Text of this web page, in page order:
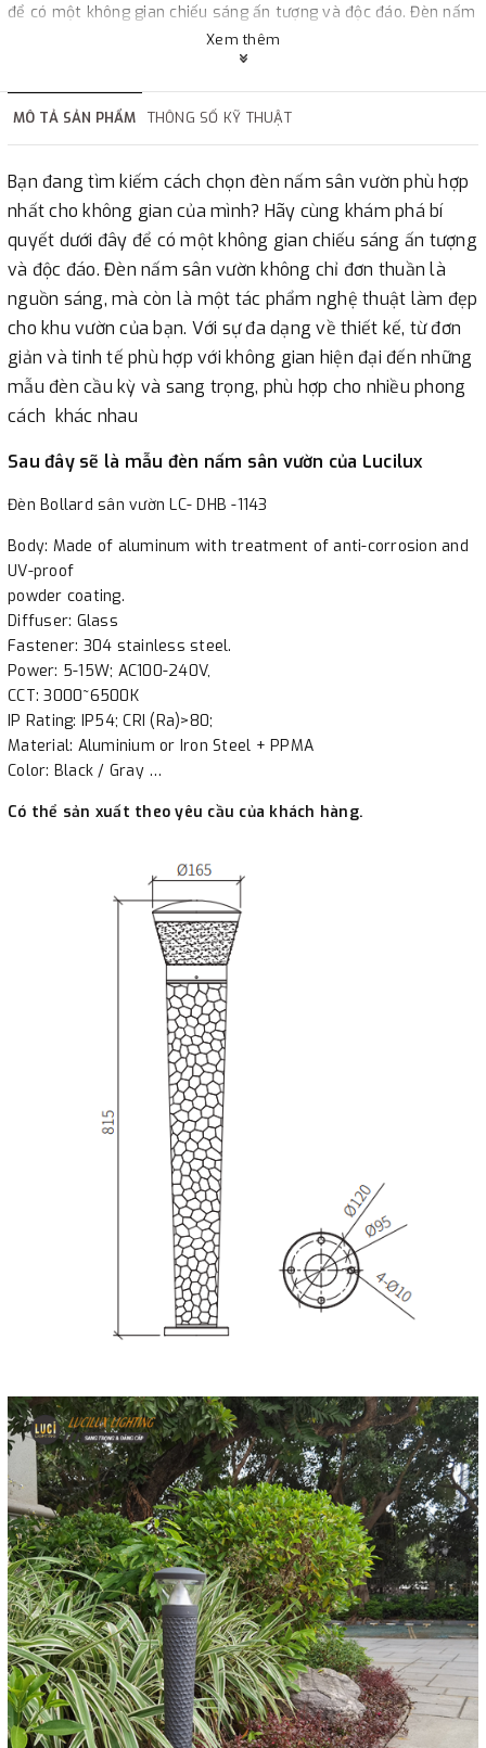
để có một không gian chiếu sáng ấn tượng và độc đáo. Đèn nấm
sân vườn không chỉ đơn thuần là nguồn sáng, mà còn là một tác
phẩm nghệ thuật làm đẹp cho khu vườn của bạn. Với sự đa dạng
về thiết kế, từ đơn giản và tinh tế phù hợp với không gian hiện
đại đến những mẫu đèn cầu kỳ và sang trọng, phù hợp cho
Xem thêm
MÔ TẢ SẢN PHẨM THÔNG SỐ KỸ THUẬT
Bạn đang tìm kiếm cách chọn đèn nấm sân vườn phù hợp
nhất cho không gian của mình? Hãy cùng khám phá bí
quyết dưới đây để có một không gian chiếu sáng ấn tượng
và độc đáo. Đèn nấm sân vườn không chỉ đơn thuần là
nguồn sáng, mà còn là một tác phẩm nghệ thuật làm đẹp
cho khu vườn của bạn. Với sự đa dạng về thiết kế, từ đơn
giản và tinh tế phù hợp với không gian hiện đại đến những
mẫu đèn cầu kỳ và sang trọng, phù hợp cho nhiều phong
cách khác nhau
Sau đây sẽ là mẫu đèn nấm sân vườn của Lucilux
Đèn Bollard sân vườn LC- DHB -1143
Body: Made of aluminum with treatment of anti-corrosion and
UV-proof
powder coating.
Diffuser: Glass
Fastener: 304 stainless steel.
Power: 5-15W; AC100-240V,
CCT: 3000~6500K
IP Rating: IP54; CRI (Ra)>80;
Material: Aluminium or Iron Steel + PPMA
Color: Black / Gray …
Có thể sản xuất theo yêu cầu của khách hàng.